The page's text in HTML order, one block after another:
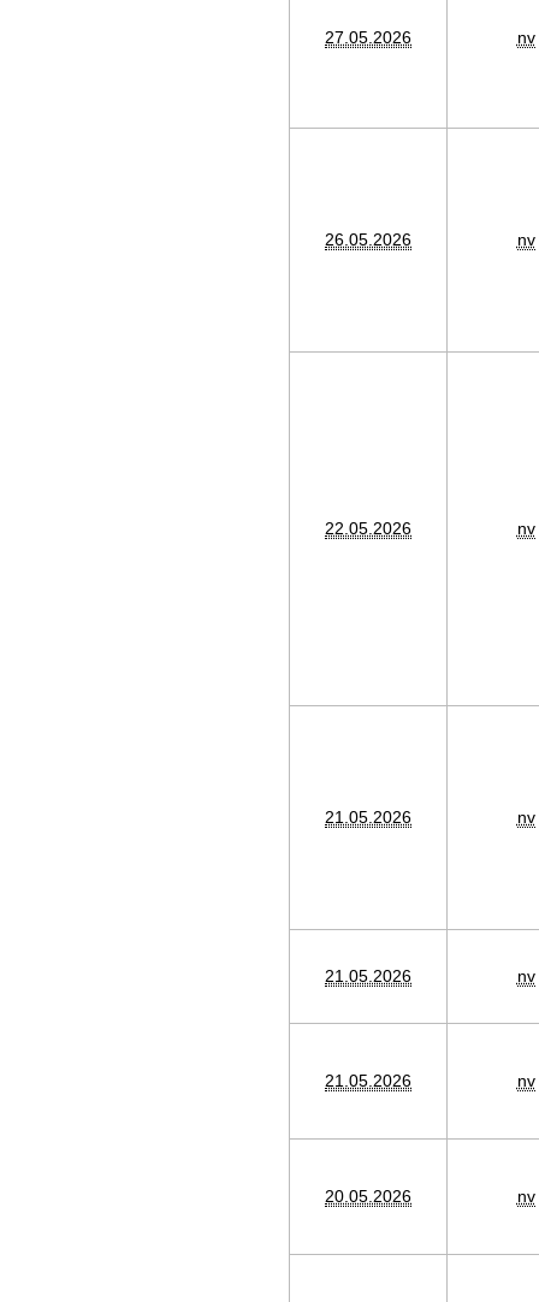
27.05.2026 nv
26.05.2026 nv
22.05.2026 nv
21.05.2026 nv
21.05.2026 nv
21.05.2026 nv
20.05.2026 nv